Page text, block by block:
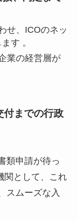
せ、ICOのネッ
す 。
業の経営層が
付までの行政
類申請が待っ
関として、これ
スムーズな入